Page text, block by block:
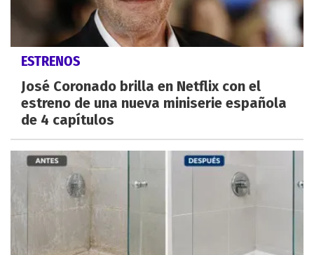
ESTRENOS
José Coronado brilla en Netflix con el
estreno de una nueva miniserie española
de 4 capítulos